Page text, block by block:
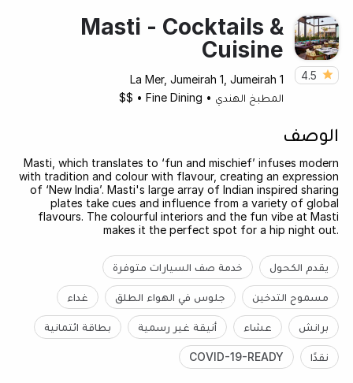
4.5
Masti - Cocktails &
Cuisine
La Mer, Jumeirah 1, Jumeirah 1
المطبخ الهندي •
Fine Dining
•
$$
الوصف
Masti, which translates to ‘fun and mischief’ infuses modern
with tradition and colour with flavour, creating an expression
of ‘New India’. Masti's large array of Indian inspired sharing
plates take cues and influence from a variety of global
flavours. The colourful interiors and the fun vibe at Masti
makes it the perfect spot for a hip night out.
يقدم الكحول خدمة صف السيارات متوفرة
مسموح التدخين جلوس في الهواء الطلق غداء
برانش عشاء أنيقة غير رسمية بطاقة ائتمانية
نقدًا COVID-19-READY